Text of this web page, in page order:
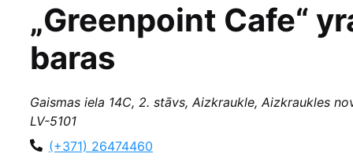
​„Greenpoint Cafe“
baras
Gaismas iela 14C, 2. stāvs, Aizkraukle, Aizkraukles
LV-5101
(+371) 26474460